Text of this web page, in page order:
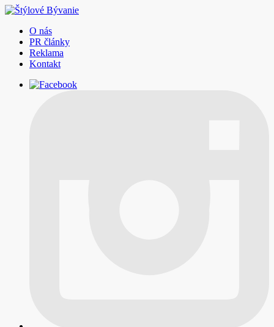
O nás
PR články
Reklama
Kontakt